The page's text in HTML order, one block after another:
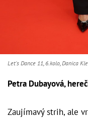
Let's Dance 11, 6.kolo, Danica
Petra Dubayová,
Zaujímavý strih, ale